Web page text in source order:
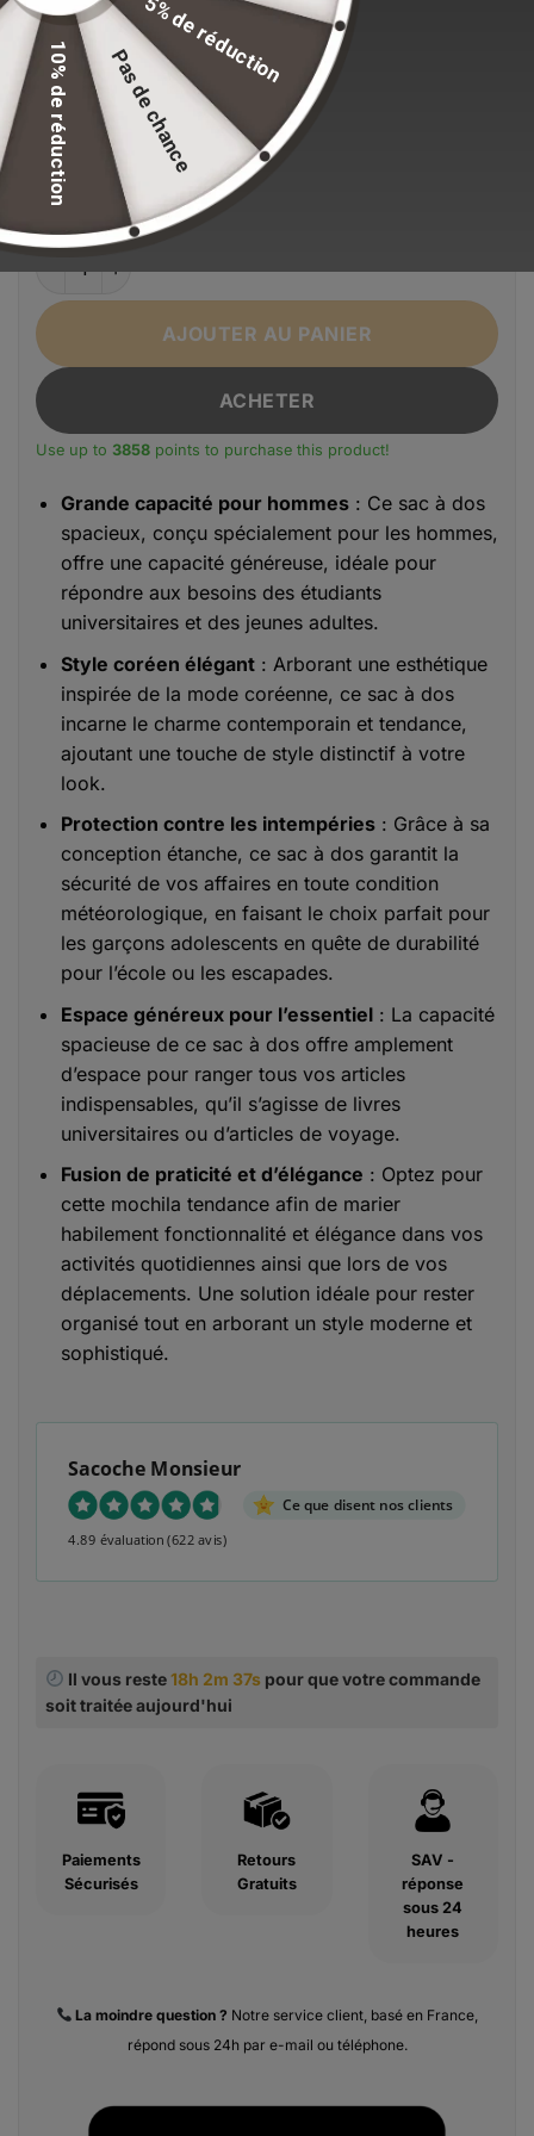
Stock volontairement limité pour maintenir nos
standards de qualité.
Couleur
Noir
quantité de Sac à dos grande capacité pour homme
AJOUTER AU PANIER
ACHETER
Use up to 3858 points to purchase this product!
Alternative:
Grande capacité pour hommes: Ce sac à dos
spacieux, conçu spécialement pour les hommes,
offre une capacité généreuse, idéale pour
répondre aux besoins des étudiants
universitaires et des jeunes adultes.
Style coréen élégant: Arborant une esthétique
inspirée de la mode coréenne, ce sac à dos
incarne le charme contemporain et tendance,
ajoutant une touche de style distinctif à votre
look.
Protection contre les intempéries: Grâce à sa
conception étanche, ce sac à dos garantit la
sécurité de vos affaires en toute condition
météorologique, en faisant le choix parfait pour
les garçons adolescents en quête de durabilité
pour l’école ou les escapades.
Espace généreux pour l’essentiel: La capacité
spacieuse de ce sac à dos offre amplement
d’espace pour ranger tous vos articles
indispensables, qu’il s’agisse de livres
universitaires ou d’articles de voyage.
Fusion de praticité et d’élégance : Optez pour
cette mochila tendance afin de marier
habilement fonctionnalité et élégance dans vos
activités quotidiennes ainsi que lors de vos
déplacements. Une solution idéale pour rester
organisé tout en arborant un style moderne et
sophistiqué.
Sacoche Monsieur
Ce que disent nos clients
4.89 évaluation (622 avis)
Il vous reste18h 2m 36s pour que votre commande
soit traitée aujourd'hui
Paiements
Sécurisés
Retours
Gratuits
SAV -
réponse
sous 24
heures
La moindre question ? Notre service client, basé en France,
répond sous 24h par e-mail ou téléphone.
5% de réduction
Pas de chance
10% de réduction